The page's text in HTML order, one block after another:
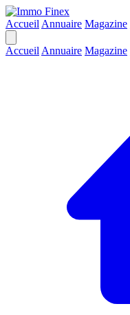
Accueil Annuaire Magazine
Accueil Annuaire Magazine